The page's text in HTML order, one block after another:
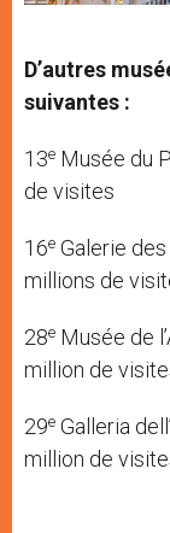
D’autres
suivantes :
13e Musée du
de visites
16e Galerie
millions de
28e Musée de
million de
29e Galleria
million de